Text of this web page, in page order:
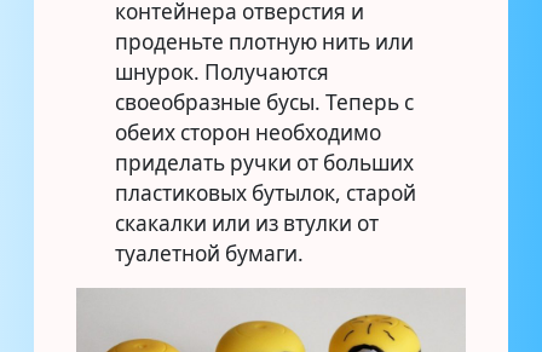
контейнера отверстия и
проденьте плотную нить или
шнурок. Получаются
своеобразные бусы. Теперь с
обеих сторон необходимо
приделать ручки от больших
пластиковых бутылок, старой
скакалки или из втулки от
туалетной бумаги.